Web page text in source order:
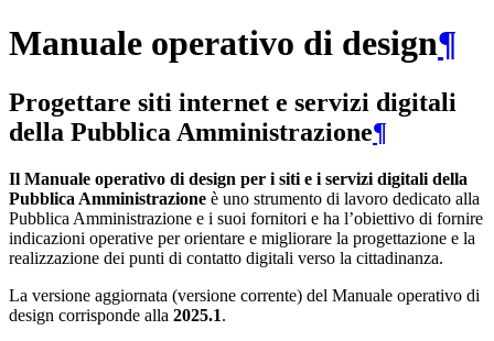
Manuale operativo di design¶
Progettare siti internet e servizi digitali
della Pubblica Amministrazione¶
Il Manuale operativo di design per i siti e i servizi digitali della
Pubblica Amministrazione è uno strumento di lavoro dedicato alla
Pubblica Amministrazione e i suoi fornitori e ha l’obiettivo di fornire
indicazioni operative per orientare e migliorare la progettazione e la
realizzazione dei punti di contatto digitali verso la cittadinanza.
La versione aggiornata (versione corrente) del Manuale operativo di
design corrisponde alla 2025.1.